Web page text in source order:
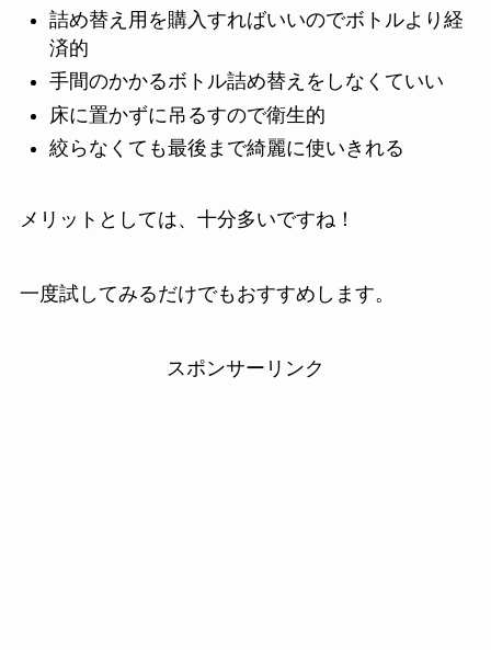
詰め替え用を購入すればいいのでボトルより経
済的
手間のかかるボトル詰め替えをしなくていい
床に置かずに吊るすので衛生的
絞らなくても最後まで綺麗に使いきれる
メリットとしては、十分多いですね！
一度試してみるだけでもおすすめします。
スポンサーリンク